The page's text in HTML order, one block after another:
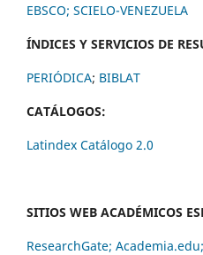
EBSCO; SCIELO-VENEZUELA
ÍNDICES Y SERVICIOS DE
PERIÓDICA; BIBLAT
CATÁLOGOS:
Latindex Catálogo 2.0
SITIOS WEB ACADÉMICOS
ResearchGate; Academia.edu;